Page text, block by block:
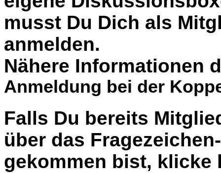
musst Du Dich als
anmelden.
Nähere Informationen
Anmeldung bei der
Falls Du bereits
über das
gekommen bist, klicke